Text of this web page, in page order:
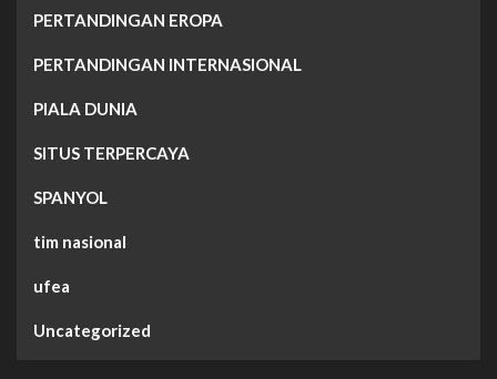
PERTANDINGAN EROPA
PERTANDINGAN INTERNASIONAL
PIALA DUNIA
SITUS TERPERCAYA
SPANYOL
tim nasional
ufea
Uncategorized